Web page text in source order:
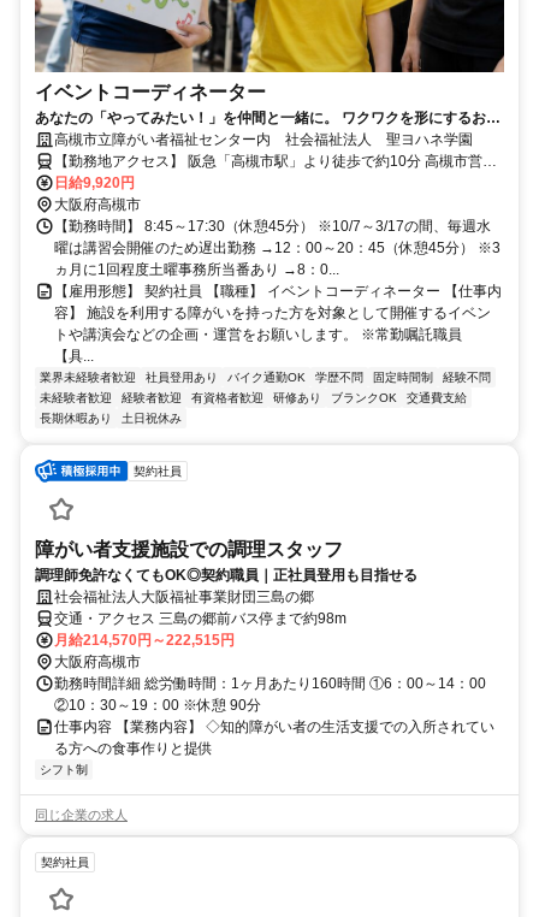
イベントコーディネーター
あなたの「やってみたい！」を仲間と一緒に。 ワクワクを形にするお仕
事です！
高槻市立障がい者福祉センター内 社会福祉法人 聖ヨハネ学園
【勤務地アクセス】 阪急「高槻市駅」より徒歩で約10分 高槻市営バ
日給9,920円
大阪府高槻市
【勤務時間】 8:45～17:30（休憩45分） ※10/7～3/17の間、毎週水
曜は講習会開催のため遅出勤務 →12：00～20：45（休憩45分） ※3
ヵ月に1回程度土曜事務所当番あり →8：0...
【雇用形態】 契約社員 【職種】 イベントコーディネーター 【仕事内
容】 施設を利用する障がいを持った方を対象として開催するイベン
トや講演会などの企画・運営をお願いします。 ※常勤嘱託職員
【具...
業界未経験者歓迎 社員登用あり バイク通勤OK 学歴不問 固定時間制
経験不問
未経験者歓迎
経験者歓迎 有資格者歓迎 研修あり ブランクOK
交通費支給
長期休暇あり
土日祝休み
契約社員
障がい者支援施設での調理スタッフ
調理師免許なくてもOK◎契約職員｜正社員登用も目指せる
社会福祉法人大阪福祉事業財団三島の郷
交通・アクセス 三島の郷前バス停まで約98m
月給214,570円～222,515円
大阪府高槻市
勤務時間詳細 総労働時間：1ヶ月あたり160時間 ①6：00～14：00
②10：30～19：00 ※休憩 90分
仕事内容 【業務内容】 ◇知的障がい者の生活支援での入所されてい
る方への食事作りと提供
シフト制
同じ企業の求人
契約社員